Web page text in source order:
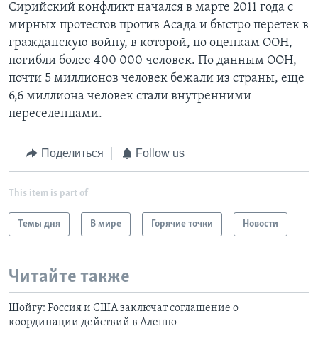
Сирийский конфликт начался в марте 2011 года с
мирных протестов против Асада и быстро перетек в
гражданскую войну, в которой, по оценкам ООН,
погибли более 400 000 человек. По данным ООН,
почти 5 миллионов человек бежали из страны, еще
6,6 миллиона человек стали внутренними
переселенцами.
Поделиться Follow us
This item is part of
Темы дня В мире Горячие точки Новости
Читайте также
Шойгу: Россия и США заключат соглашение о
координации действий в Алеппо